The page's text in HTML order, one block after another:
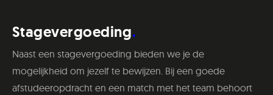
Stagevergoeding
Naast een stagevergoeding bieden we je de
mogelijkheid om jezelf te bewijzen. Bij een goede
afstudeeropdracht en een match met het team behoort